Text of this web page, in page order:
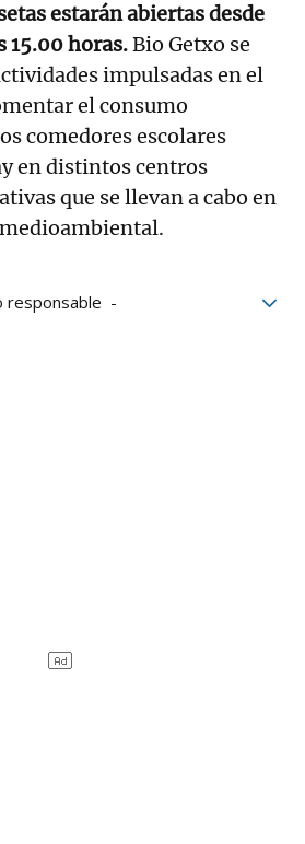
estarán abiertas desde
15.00 horas.Bio Getxo se
impulsadas en el
el consumo
comedores escolares
en distintos centros
que se llevan a cabo en
responsable